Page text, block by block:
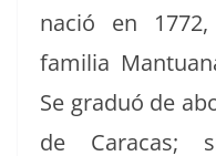
nació en
famil­ia
Se graduó de
de Cara­cas;